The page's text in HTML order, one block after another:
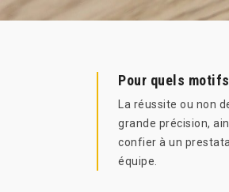
Pour quels
La réussite ou non
grande précision,
confier à un
équipe.